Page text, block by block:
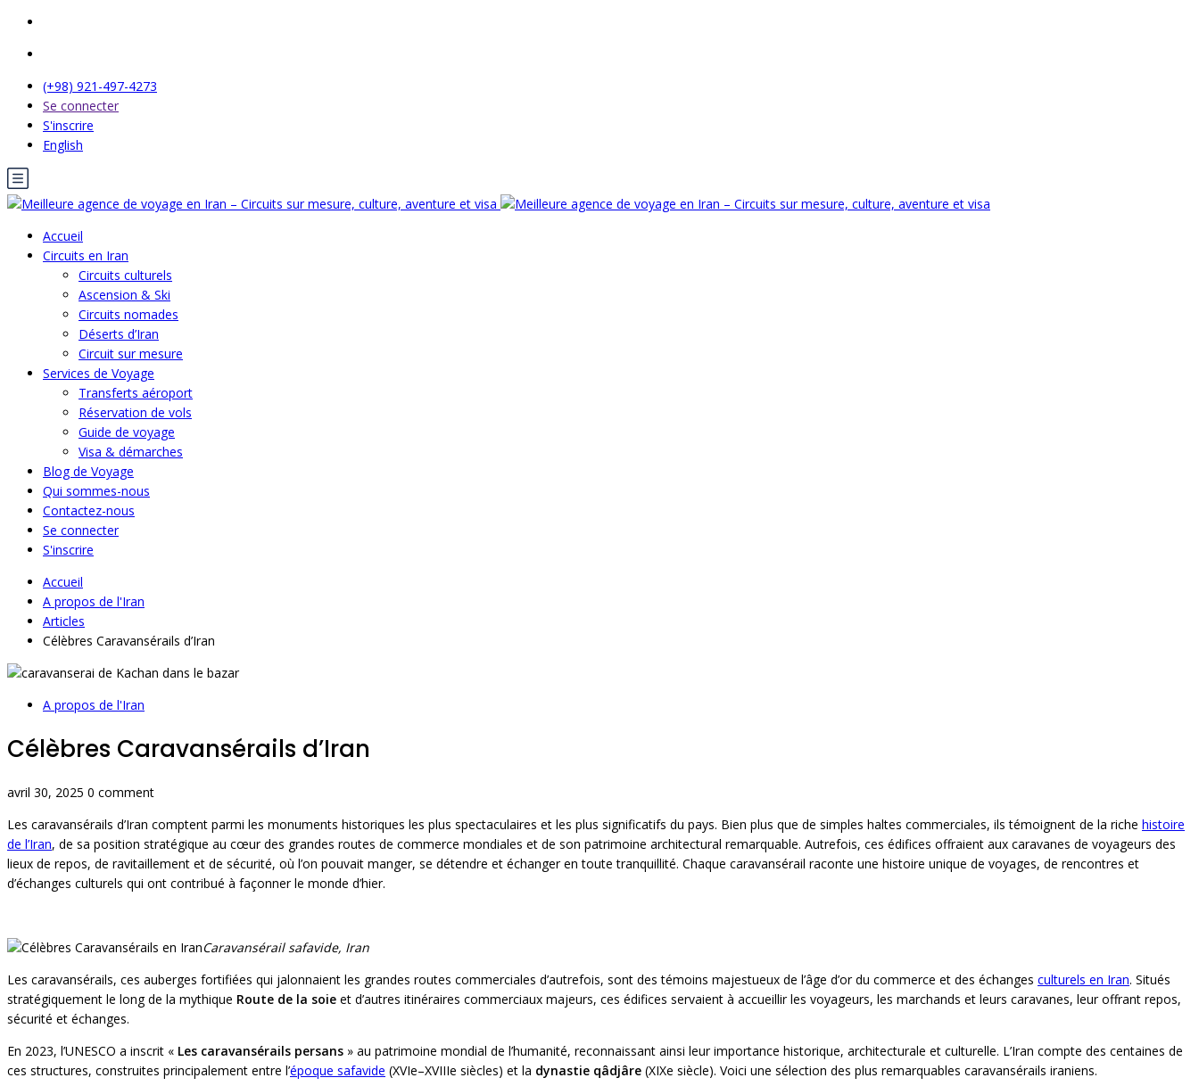
(+98) 921-497-4273
Se connecter
S'inscrire
English
Accueil
Circuits en Iran
Circuits culturels
Ascension & Ski
Circuits nomades
Déserts d’Iran
Circuit sur mesure
Services de Voyage
Transferts aéroport
Réservation de vols
Guide de voyage
Visa & démarches
Blog de Voyage
Qui sommes-nous
Contactez-nous
Se connecter
S'inscrire
Accueil
A propos de l'Iran
Articles
Célèbres Caravansérails d’Iran
A propos de l'Iran
Célèbres Caravansérails d’Iran
avril 30, 2025 0 comment
Les caravansérails d’Iran comptent parmi les monuments historiques les plus spectaculaires et les plus significatifs du pays. Bien plus que de simples haltes commerciales, ils témoignent de la riche histoire
de l’Iran, de sa position stratégique au cœur des grandes routes de commerce mondiales et de son patrimoine architectural remarquable. Autrefois, ces édifices offraient aux caravanes de voyageurs des
lieux de repos, de ravitaillement et de sécurité, où l’on pouvait manger, se détendre et échanger en toute tranquillité. Chaque caravansérail raconte une histoire unique de voyages, de rencontres et
d’échanges culturels qui ont contribué à façonner le monde d’hier.
Caravansérail safavide, Iran
Les caravansérails, ces auberges fortifiées qui jalonnaient les grandes routes commerciales d’autrefois, sont des témoins majestueux de l’âge d’or du commerce et des échanges culturels en Iran. Situés
stratégiquement le long de la mythique Route de la soie et d’autres itinéraires commerciaux majeurs, ces édifices servaient à accueillir les voyageurs, les marchands et leurs caravanes, leur offrant repos,
sécurité et échanges.
En 2023, l’UNESCO a inscrit « Les caravansérails persans » au patrimoine mondial de l’humanité, reconnaissant ainsi leur importance historique, architecturale et culturelle. L’Iran compte des centaines de
ces structures, construites principalement entre l’époque safavide (XVIe–XVIIIe siècles) et la dynastie qâdjâre (XIXe siècle). Voici une sélection des plus remarquables caravansérails iraniens.